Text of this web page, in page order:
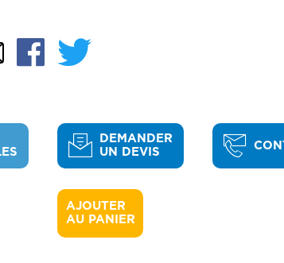
EmailFacebook
Twitter
DEMANDER
UN DEVIS
AJOUTER
AU PANIER